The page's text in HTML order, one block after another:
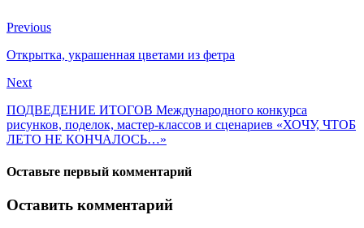
Previous
Открытка, украшенная цветами из фетра
Next
ПОДВЕДЕНИЕ ИТОГОВ Международного конкурса
рисунков, поделок, мастер-классов и сценариев «ХОЧУ, ЧТОБ
ЛЕТО НЕ КОНЧАЛОСЬ…»
Оставьте первый комментарий
Оставить комментарий